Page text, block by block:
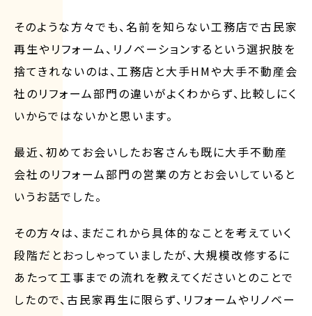
そのような方々でも、名前を知らない工務店で古民家
再生やリフォーム、リノベーションするという選択肢を
捨てきれないのは、工務店と大手HMや大手不動産会
社のリフォーム部門の違いがよくわからず、比較しにく
いからではないかと思います。
最近、初めてお会いしたお客さんも既に大手不動産
会社のリフォーム部門の営業の方とお会いしていると
いうお話でした。
その方々は、まだこれから具体的なことを考えていく
段階だとおっしゃっていましたが、大規模改修するに
あたって工事までの流れを教えてくださいとのことで
したので、古民家再生に限らず、リフォームやリノベー